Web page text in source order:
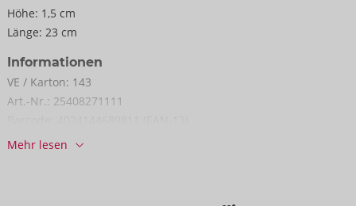
Höhe: 1,5 cm
Länge: 23 cm
Informationen
VE / Karton: 143
Art.-Nr.: 25408271111
Zolltarifnummer:
Mehr lesen